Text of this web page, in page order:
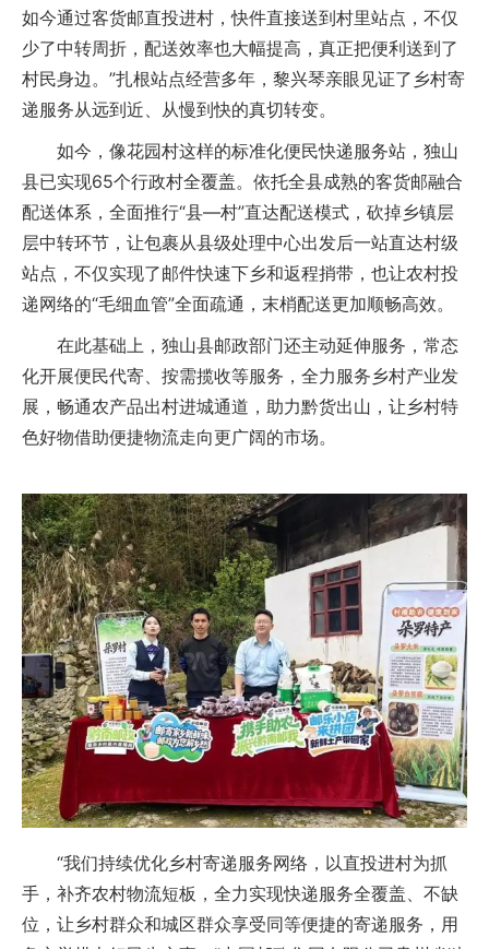
如今通过客货邮直投进村，快件直接送到村里站点，不仅
少了中转周折，配送效率也大幅提高，真正把便利送到了
村民身边。”扎根站点经营多年，黎兴琴亲眼见证了乡村寄
递服务从远到近、从慢到快的真切转变。
如今，像花园村这样的标准化便民快递服务站，独山
县已实现65个行政村全覆盖。依托全县成熟的客货邮融合
配送体系，全面推行“县—村”直达配送模式，砍掉乡镇层
层中转环节，让包裹从县级处理中心出发后一站直达村级
站点，不仅实现了邮件快速下乡和返程捎带，也让农村投
递网络的“毛细血管”全面疏通，末梢配送更加顺畅高效。
在此基础上，独山县邮政部门还主动延伸服务，常态
化开展便民代寄、按需揽收等服务，全力服务乡村产业发
展，畅通农产品出村进城通道，助力黔货出山，让乡村特
色好物借助便捷物流走向更广阔的市场。
“我们持续优化乡村寄递服务网络，以直投进村为抓
手，补齐农村物流短板，全力实现快递服务全覆盖、不缺
位，让乡村群众和城区群众享受同等便捷的寄递服务，用